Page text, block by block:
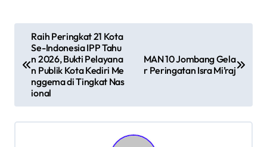
g
Raih Peringkat 21 Kota
Se-Indonesia IPP Tahu
n 2026, Bukti Pelayana
n Publik Kota Kediri Me
nggema di Tingkat Nas
ional
MAN 10 Jombang Gela
r Peringatan Isra Mi’raj